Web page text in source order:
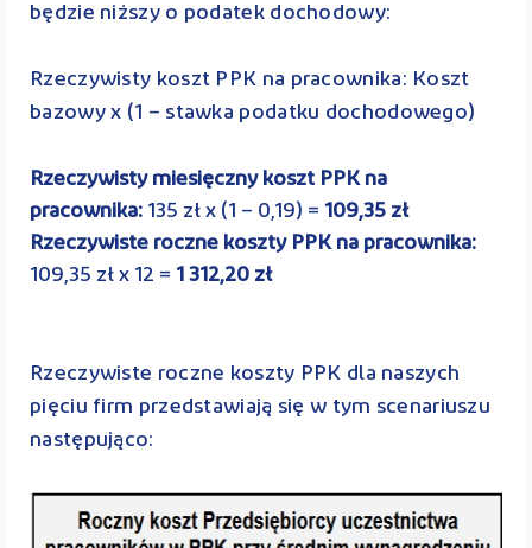
będzie niższy o podatek dochodowy:
Rzeczywisty koszt PPK na pracownika: Koszt
bazowy x (1 – stawka podatku dochodowego)
Rzeczywisty miesięczny koszt PPK na
pracownika: 135 zł x (1 – 0,19) = 109,35 zł
Rzeczywiste roczne koszty PPK na pracownika:
109,35 zł x 12 = 1 312,20 zł
Rzeczywiste roczne koszty PPK dla naszych
pięciu firm przedstawiają się w tym scenariuszu
następująco: